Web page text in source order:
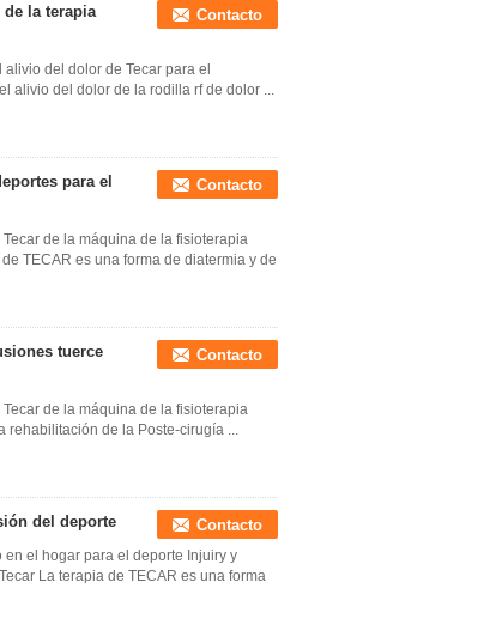
la terapia
Contacto
del dolor de Tecar para el
alivio del dolor de la rodilla rf de dolor ...
para el
Contacto
de la máquina de la fisioterapia
TECAR es una forma de diatermia y de
tuerce
Contacto
de la máquina de la fisioterapia
rehabilitación de la Poste-cirugía ...
del deporte Contacto
el hogar para el deporte Injuiry y
La terapia de TECAR es una forma